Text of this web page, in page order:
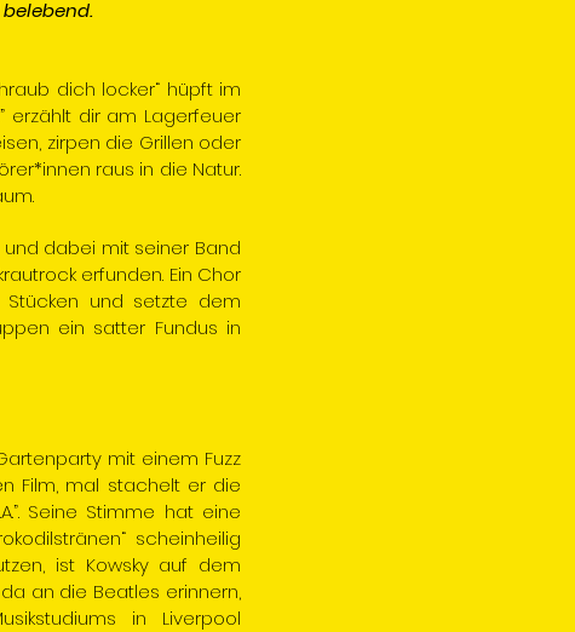
dich locker“ hüpft im
erzählt dir am Lagerfeuer
zirpen die Grillen oder
raus in die Natur.
und dabei mit seiner Band
erfunden. Ein Chor
und setzte dem
ein satter Fundus in
mit einem Fuzz
Film, mal stachelt er die
Seine Stimme hat eine
scheinheilig
ist Kowsky auf dem
an die Beatles erinnern,
in Liverpool